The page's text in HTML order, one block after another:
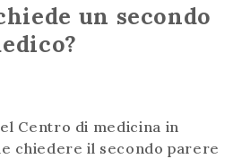
un secondo
Centro di medicina in
chiedere il secondo parere